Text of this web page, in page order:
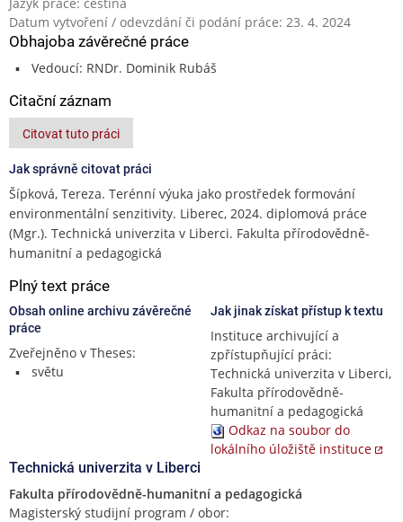
Datum vytvoření / odevzdání či podání práce: 23. 4. 2024
Obhajoba závěrečné práce
Vedoucí: RNDr. Dominik Rubáš
Citační záznam
Citovat tuto práci
Jak správně citovat práci
Šípková, Tereza. Terénní výuka jako prostředek formování
environmentální senzitivity. Liberec, 2024. diplomová práce
(Mgr.). Technická univerzita v Liberci. Fakulta přírodovědně-
humanitní a pedagogická
Plný text práce
Obsah online archivu závěrečné
práce
Zveřejněno v Theses:
světu
Jak jinak získat přístup k textu
Instituce archivující a
zpřístupňující práci:
Technická univerzita v Liberci,
Fakulta přírodovědně-
humanitní a pedagogická
Odkaz na soubor do
lokálního úložiště instituce
Technická univerzita v Liberci
Fakulta přírodovědně-humanitní a pedagogická
Magisterský studijní program / obor: